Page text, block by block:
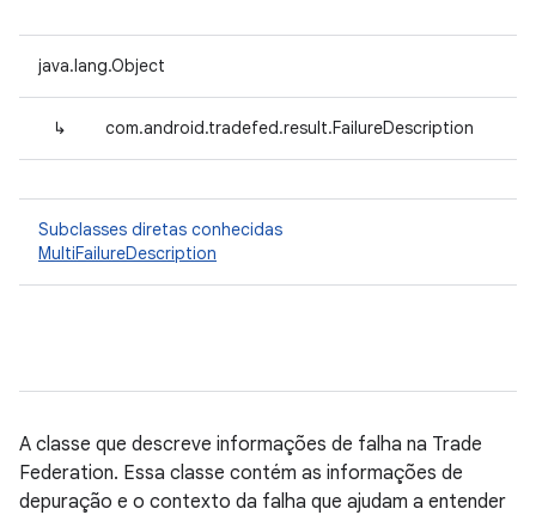
java.lang.Object
↳ com.android.tradefed.result.FailureDescription
Subclasses diretas conhecidas
MultiFailureDescription
A classe que descreve informações de falha na Trade
Federation. Essa classe contém as informações de
depuração e o contexto da falha que ajudam a entender